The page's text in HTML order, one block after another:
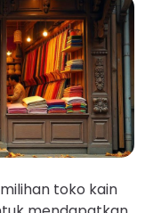
toko kain